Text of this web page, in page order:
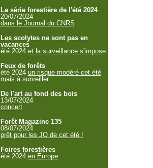
La série forestière de l'été 2024
20/07/2024
dans le Journal du CNRS
Les scolytes ne sont pas en
vacances
été 2024 et la surveillance s'impose
Feux de forêts
été 2024 un risque modéré cet été
mais à surveiller
De l'art au fond des bois
13/07/2024
concert
Forêt Magazine 135
08/07/2024
prêt pour les JO de cet été !
Foires forestières
été 2024 en Europe